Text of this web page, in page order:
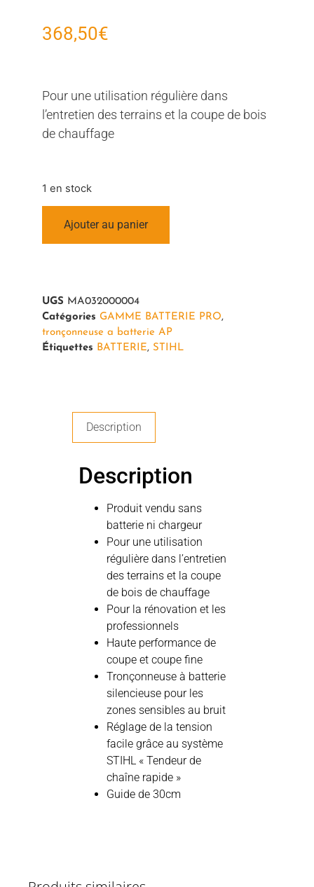
368,50€
Pour une utilisation régulière dans
l’entretien des terrains et la coupe de bois
de chauffage
1 en stock
Ajouter au panier
UGS MA032000004
Catégories GAMME BATTERIE PRO,
tronçonneuse a batterie AP
Étiquettes BATTERIE, STIHL
Description
Description
Produit vendu sans
batterie ni chargeur
Pour une utilisation
régulière dans l’entretien
des terrains et la coupe
de bois de chauffage
Pour la rénovation et les
professionnels
Haute performance de
coupe et coupe fine
Tronçonneuse à batterie
silencieuse pour les
zones sensibles au bruit
Réglage de la tension
facile grâce au système
STIHL « Tendeur de
chaîne rapide »
Guide de 30cm